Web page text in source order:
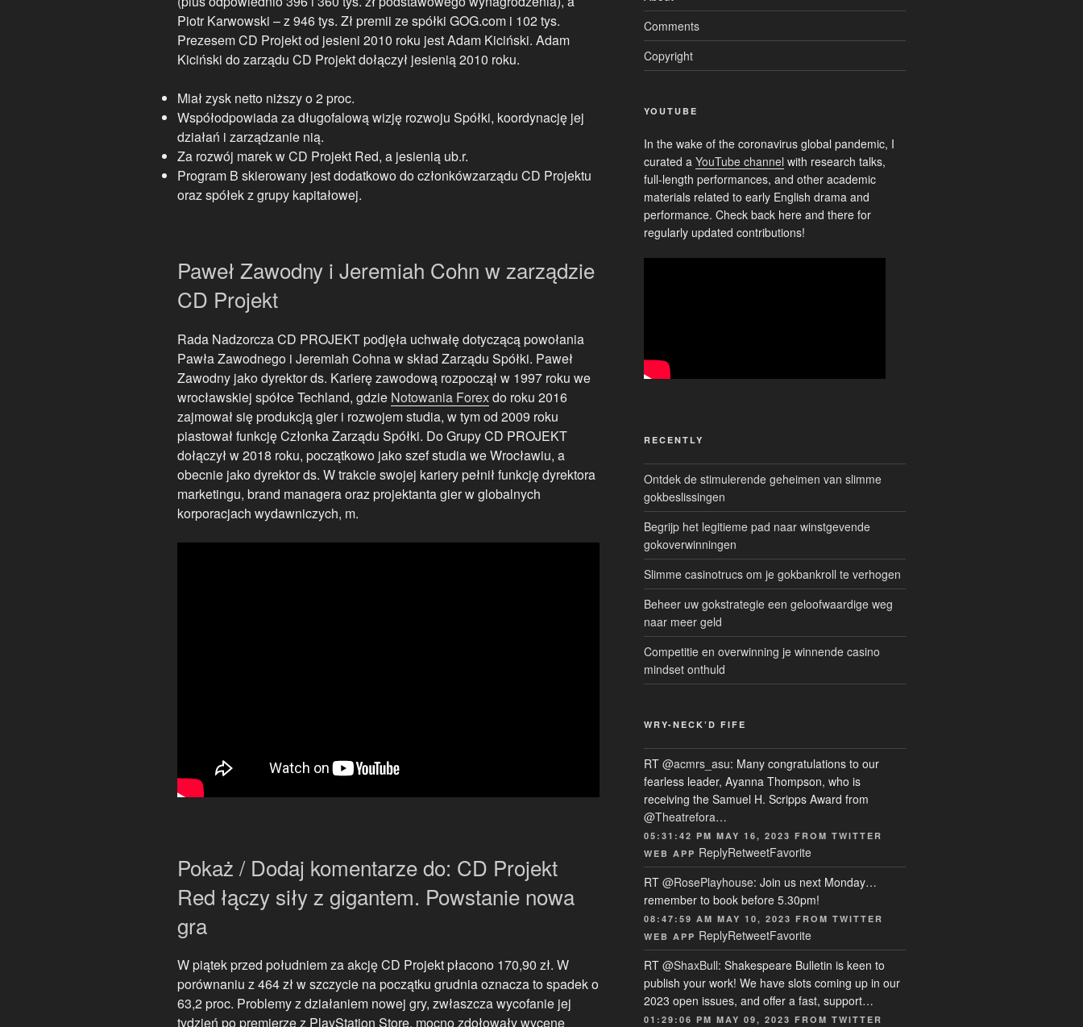
Piotr Karwowski – z 946 tys. Zł premii ze spółki GOG.com i 102 tys.
Prezesem CD Projekt od jesieni 2010 roku jest Adam Kiciński. Adam
Kiciński do zarządu CD Projekt dołączył jesienią 2010 roku.
Miał zysk netto niższy o 2 proc.
Współodpowiada za długofalową wizję rozwoju Spółki, koordynację jej
działań i zarządzanie nią.
Za rozwój marek w CD Projekt Red, a jesienią ub.r.
Program B skierowany jest dodatkowo do członkówzarządu CD Projektu
oraz spółek z grupy kapitałowej.
Paweł Zawodny i Jeremiah Cohn w zarządzie
CD Projekt
Rada Nadzorcza CD PROJEKT podjęła uchwałę dotyczącą powołania
Pawła Zawodnego i Jeremiah Cohna w skład Zarządu Spółki. Paweł
Zawodny jako dyrektor ds. Karierę zawodową rozpoczął w 1997 roku we
wrocławskiej spółce Techland, gdzie Notowania Forexdo roku 2016
zajmował się produkcją gier i rozwojem studia, w tym od 2009 roku
piastował funkcję Członka Zarządu Spółki. Do Grupy CD PROJEKT
dołączył w 2018 roku, początkowo jako szef studia we Wrocławiu, a
obecnie jako dyrektor ds. W trakcie swojej kariery pełnił funkcję dyrektora
marketingu, brand managera oraz projektanta gier w globalnych
korporacjach wydawniczych, m.
Pokaż / Dodaj komentarze do: CD Projekt
Red łączy siły z gigantem. Powstanie nowa
gra
W piątek przed południem za akcję CD Projekt płacono 170,90 zł. W
porównaniu z 464 zł w szczycie na początku grudnia oznacza to spadek o
63,2 proc. Problemy z działaniem nowej gry, zwłaszcza wycofanie jej
tydzień po premierze z PlayStation Store, mocno zdołowały wycenę
Comments
Copyright
YOUTUBE
In the wake of the coronavirus global pandemic, I
curated a YouTube channel with research talks,
full-length performances, and other academic
materials related to early English drama and
performance. Check back here and there for
regularly updated contributions!
RECENTLY
Ontdek de stimulerende geheimen van slimme
gokbeslissingen
Begrijp het legitieme pad naar winstgevende
gokoverwinningen
Slimme casinotrucs om je gokbankroll te verhogen
Beheer uw gokstrategie een geloofwaardige weg
naar meer geld
Competitie en overwinning je winnende casino
mindset onthuld
WRY-NECK’D FIFE
RT @acmrs_asu: Many congratulations to our
fearless leader, Ayanna Thompson, who is
receiving the Samuel H. Scripps Award from
@Theatrefora…
05:31:42 PM MAY 16, 2023 FROM TWITTER
WEB APP ReplyRetweetFavorite
RT @RosePlayhouse: Join us next Monday…
remember to book before 5.30pm!
08:47:59 AM MAY 10, 2023 FROM TWITTER
WEB APP ReplyRetweetFavorite
RT @ShaxBull: Shakespeare Bulletin is keen to
publish your work! We have slots coming up in our
2023 open issues, and offer a fast, support…
01:29:06 PM MAY 09, 2023 FROM TWITTER